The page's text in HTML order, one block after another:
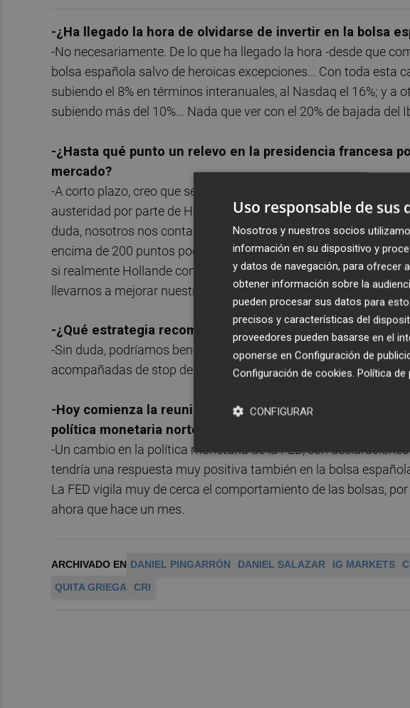
-¿Ha llegado la hora de olvidarse de invertir en la bolsa
-No necesariamente. De lo que ha llegado la hora -desde que
bolsa española salvo de heroicas excepciones... Con toda esta
subiendo el 8% en términos interanuales, al Nasdaq el 16%; y a
subiendo más del 10%... Nada que ver con el 20% de bajada del
-¿Hasta qué punto un relevo en la presidencia francesa
mercado?
-A corto plazo, creo que será así con total seguridad. Las
austeridad por parte de Hollande tendrá un castigo sobre la
duda, nosotros nos contagiaremos de ese empeoramiento,
encima de 200 puntos podría llevar a nuestra prima de riesgo a
si realmente Hollande consigue modificar la política alemana,
llevarnos a mejorar nuestra situación actual.
-¿Qué estrategia recomendaría en estos momentos sobre
-Sin duda, podríamos beneficiarnos de las fuertes caídas en
acompañadas de stop de pérdidas.
-Hoy comienza la reunión de la Reserva Federal de EE
política monetaria norteamericana?
-Un cambio en la política monetaria de la FED, con
tendría una respuesta muy positiva también en la bolsa
La FED vigila muy de cerca el comportamiento de las bolsas,
ahora que hace un mes.
ARCHIVADO EN DANIEL PINGARRÓN DANIEL SALAZAR IG MARKETS
QUITA GRIEGA
CRI
Uso responsable de sus
Nosotros y nuestros socios
información en su dispositivo y
y datos de navegación, para ofrecer
obtener información sobre la
pueden procesar sus datos para
precisos y características del
proveedores pueden basarse en el
oponerse en Configuración de
Configuración de cookies. Política de
CONFIGURAR